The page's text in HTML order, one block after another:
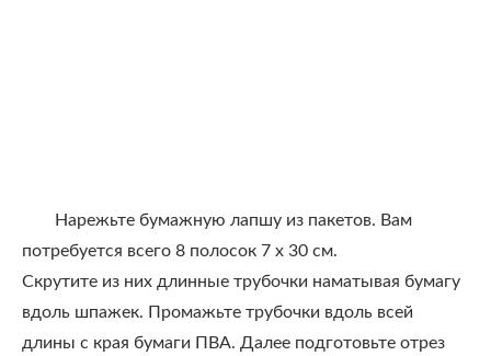
Нарежьте бумажную лапшу из пакетов. Вам
потребуется всего 8 полосок 7 х 30 см.
Скрутите из них длинные трубочки наматывая бумагу
вдоль шпажек. Промажьте трубочки вдоль всей
длины с края бумаги ПВА. Далее подготовьте отрез